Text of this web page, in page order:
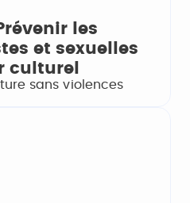
les
et sexuelles
culturel
sans violences